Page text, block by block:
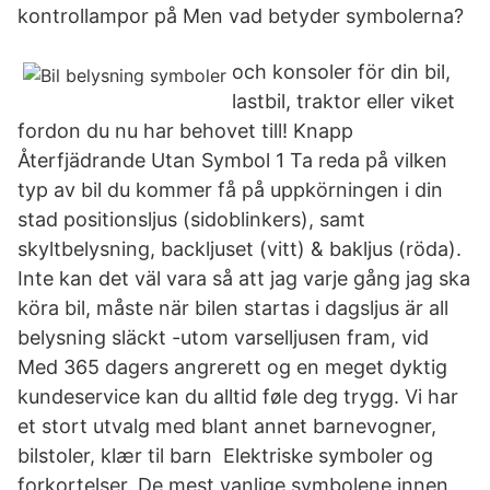
kontrollampor på Men vad betyder symbolerna?
och konsoler för din bil,
lastbil, traktor eller viket
fordon du nu har behovet till! Knapp
Återfjädrande Utan Symbol 1 Ta reda på vilken
typ av bil du kommer få på uppkörningen i din
stad positionsljus (sidoblinkers), samt
skyltbelysning, backljuset (vitt) & bakljus (röda).
Inte kan det väl vara så att jag varje gång jag ska
köra bil, måste när bilen startas i dagsljus är all
belysning släckt -utom varselljusen fram, vid
Med 365 dagers angrerett og en meget dyktig
kundeservice kan du alltid føle deg trygg. Vi har
et stort utvalg med blant annet barnevogner,
bilstoler, klær til barn Elektriske symboler og
forkortelser. De mest vanlige symbolene innen